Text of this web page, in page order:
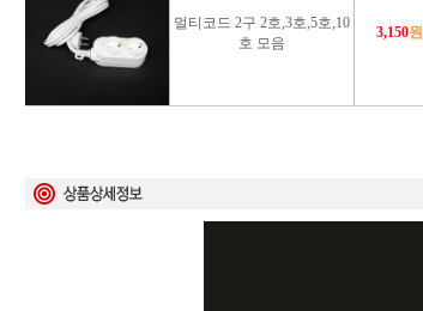
멀티코드 2구 2호,3호,5호,10
호 모음
3,150원